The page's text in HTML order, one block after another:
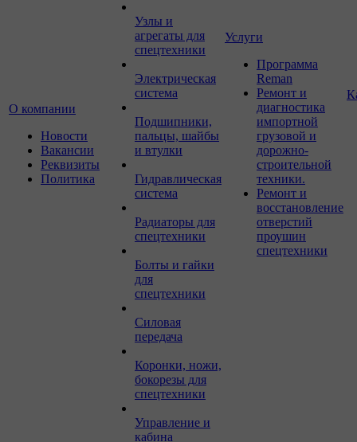
О компании
Новости
Вакансии
Реквизиты
Политика
Узлы и
агрегаты для
спецтехники
Электрическая
система
Подшипники,
пальцы, шайбы
и втулки
Гидравлическая
система
Радиаторы для
спецтехники
Болты и гайки
для
спецтехники
Силовая
передача
Коронки, ножи,
бокорезы для
спецтехники
Управление и
кабина
Услуги
Программа
Reman
Ремонт и
диагностика
импортной
грузовой и
дорожно-
строительной
техники.
Ремонт и
восстановление
отверстий
проушин
спецтехники